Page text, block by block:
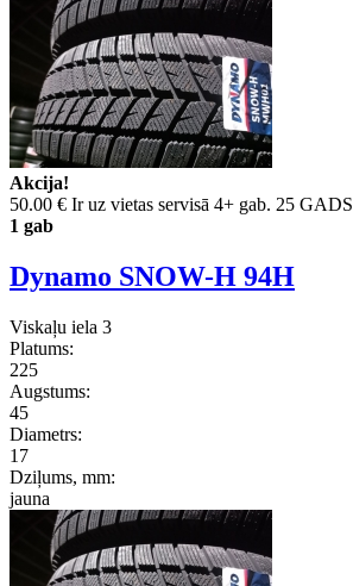
Akcija!
50.00 € Ir uz vietas servisā 4+ gab. 25 GADS
1 gab
Dynamo SNOW-H 94H
Viskaļu iela 3
Platums:
225
Augstums:
45
Diametrs:
17
Dziļums, mm:
jauna